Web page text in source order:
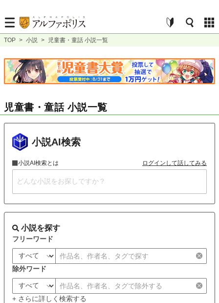
TOP > 小説 > 児童書・童話 小説一覧
児童書・童話 小説一覧
小説AI検索
小説AI検索とは ログインして話してみる
小説を探す
フリーワード
除外ワード
+ さらに詳しく検索する